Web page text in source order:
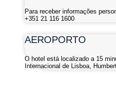
Para receber informações
+351 21 116 1600
AEROPORTO
O hotel está localizado a 15
Internacional de Lisboa,